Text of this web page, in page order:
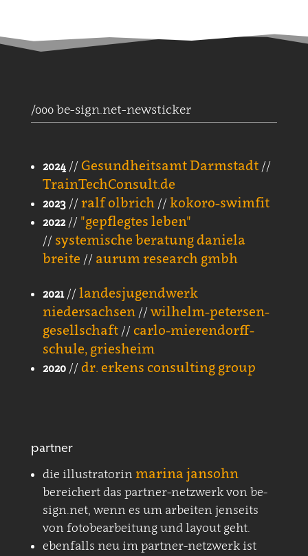
/000 be-sign.net-newsticker
2024 // Gesundheitsamt Darmstadt//
TrainTechConsult.de
2023 // ralf olbrich// kokoro-swimfit
2022 // "gepflegtes leben"
// systemische beratung daniela
breite // aurum research gmbh
2021// landesjugendwerk
niedersachsen// wilhelm-petersen-
gesellschaft// carlo-mierendorff-
schule, griesheim
2020 // dr. erkens consulting group
partner
die illustratorin marina jansohn
bereichert das partner-netzwerk von be-
sign.net, wenn es um arbeiten jenseits
von fotobearbeitung und layout geht.
ebenfalls neu im partner-netzwerk ist